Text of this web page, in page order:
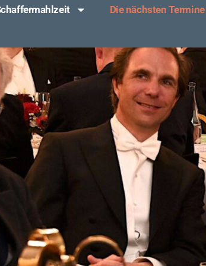
Die nächsten Termine